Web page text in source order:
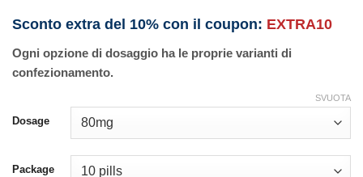
Sconto extra del 10% con il coupon: EXTRA10
Ogni opzione di dosaggio ha le proprie varianti di
confezionamento.
Dosage
Package
SVUOTA